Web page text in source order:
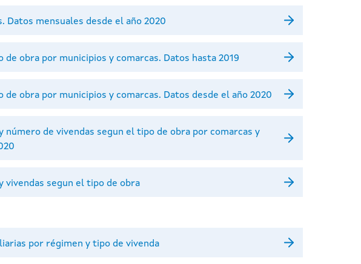
Datos mensuales desde el año 2020
de obra por municipios y comarcas. Datos hasta 2019
de obra por municipios y comarcas. Datos desde el año 2020
número de vivendas segun el tipo de obra por comarcas y
vivendas segun el tipo de obra
por régimen y tipo de vivenda